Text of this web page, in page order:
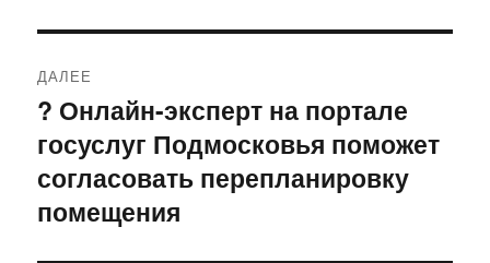
ДАЛЕЕ
Следующая
запись:
? Онлайн-эксперт на портале
госуслуг Подмосковья поможет
согласовать перепланировку
помещения